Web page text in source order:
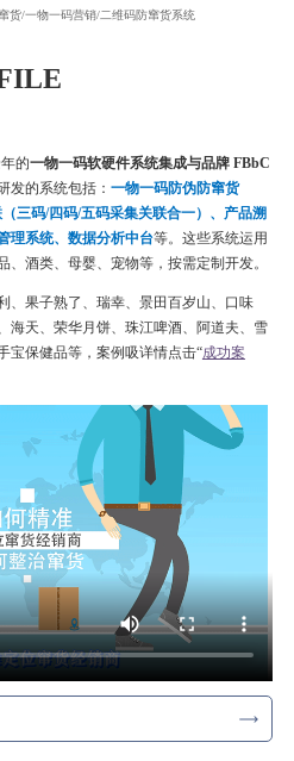
货/一物一码营销/二维码防窜货系统
的一物一码软硬件系统集成与品牌 FBbC
发的系统包括： 一物一码防伪防窜货
三码/四码/五码采集关联合一）、产品溯
理系统、数据分析中台等。这些系统运用
酒类、母婴、宠物等，按需定制开发。
、果子熟了、瑞幸、 景田百岁山、口味
海天、荣华月饼、 珠江啤酒、 阿道夫、雪
宝保健品等，案例吸详情点击“成功案